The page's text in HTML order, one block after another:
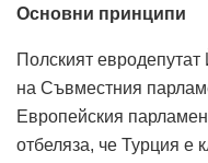
Основни принципи
Полският
на Съвместния
Европейския
отбеляза, че Турция е